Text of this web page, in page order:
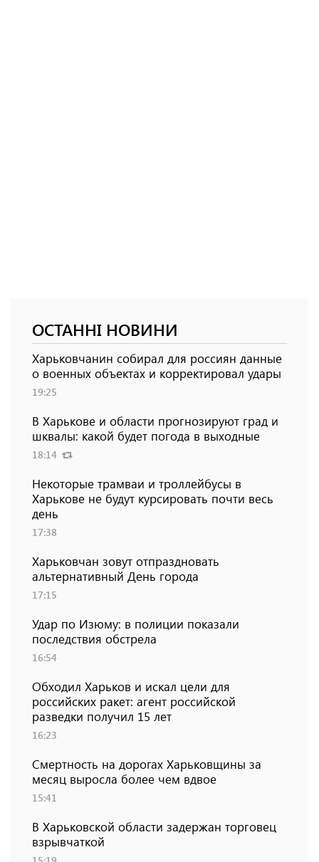
ОСТАННІ НОВИНИ
Харьковчанин собирал для россиян данные
о военных объектах и ​​корректировал удары
19:25
В Харькове и области прогнозируют град и
шквалы: какой будет погода в выходные
18:14
Некоторые трамваи и троллейбусы в
Харькове не будут курсировать почти весь
день
17:38
Харьковчан зовут отпраздновать
альтернативный День города
17:15
Удар по Изюму: в полиции показали
последствия обстрела
16:54
Обходил Харьков и искал цели для
российских ракет: агент российской
разведки получил 15 лет
16:23
Смертность на дорогах Харьковщины за
месяц выросла более чем вдвое
15:41
В Харьковской области задержан торговец
взрывчаткой